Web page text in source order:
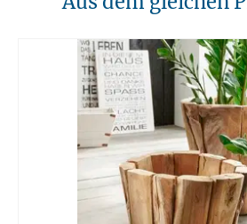
für Kerzen oder anderen heißen
11. Entsorgung
Am Ende der Nutzungsdauer sollten
werden. Massivholz kann über den
Sammelstellen abgegeben werden. Die
Entsorgungsvorschriften sind zu beachten.
12. Einsatzort
Unsere Massivmöbel sind so konzipiert
Gebrauch in Haushalten geeignet sind.
kommerziellen Gebrauch geeignet.
Unsere Massivholzmöbel sind nicht für